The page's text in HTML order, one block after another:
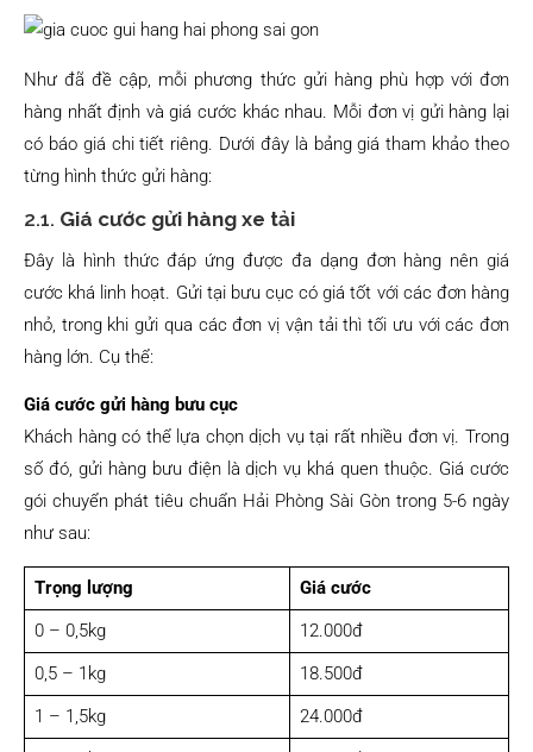
Như đã đề cập, mỗi phương thức gửi hàng phù hợp với đơn
hàng nhất định và giá cước khác nhau. Mỗi đơn vị gửi hàng lại
có báo giá chi tiết riêng. Dưới đây là bảng giá tham khảo theo
từng hình thức gửi hàng:
2.1. Giá cước gửi hàng xe tải
Đây là hình thức đáp ứng được đa dạng đơn hàng nên giá
cước khá linh hoạt. Gửi tại bưu cục có giá tốt với các đơn hàng
nhỏ, trong khi gửi qua các đơn vị vận tải thì tối ưu với các đơn
hàng lớn. Cụ thể:
Giá cước gửi hàng bưu cục
Khách hàng có thể lựa chọn dịch vụ tại rất nhiều đơn vị. Trong
số đó, gửi hàng bưu điện là dịch vụ khá quen thuộc. Giá cước
gói chuyển phát tiêu chuẩn Hải Phòng Sài Gòn trong 5-6 ngày
như sau:
Trọng lượng
Giá cước
0 – 0,5kg
12.000đ
0,5 – 1kg
18.500đ
1 – 1,5kg
24.000đ